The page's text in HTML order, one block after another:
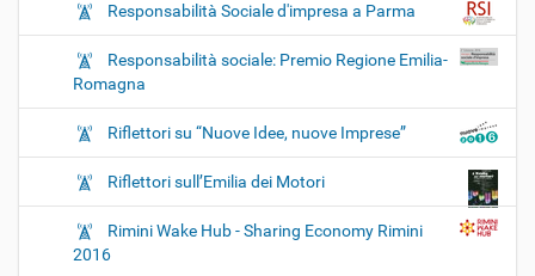
Responsabilità Sociale d'impresa a Parma
Responsabilità sociale: Premio Regione Emilia-
Romagna
Riflettori su “Nuove Idee, nuove Imprese”
Riflettori sull’Emilia dei Motori
Rimini Wake Hub - Sharing Economy Rimini
2016